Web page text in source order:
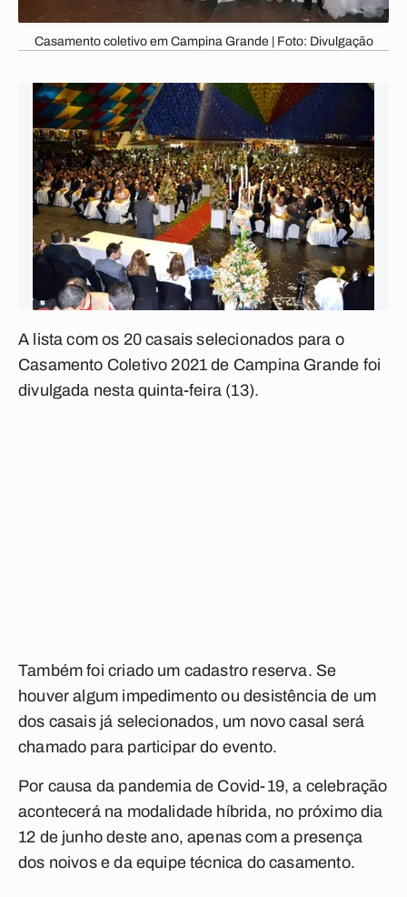
Casamento coletivo em Campina Grande | Foto: Divulgação
A lista com os 20 casais selecionados para o
Casamento Coletivo 2021 de Campina Grande foi
divulgada nesta quinta-feira (13).
Também foi criado um cadastro reserva. Se
houver algum impedimento ou desistência de um
dos casais já selecionados, um novo casal será
chamado para participar do evento.
Por causa da pandemia de Covid-19, a celebração
acontecerá na modalidade híbrida, no próximo dia
12 de junho deste ano, apenas com a presença
dos noivos e da equipe técnica do casamento.